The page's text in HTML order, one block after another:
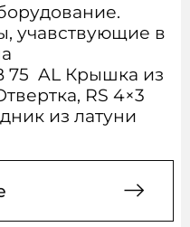
учавствующие в
75 AL Крышка из
RS 4×3
из латуни
и мы вам
новости,
акции